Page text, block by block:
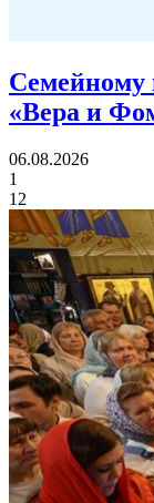
Семейному
«Вера и
06.08.2026
1
12